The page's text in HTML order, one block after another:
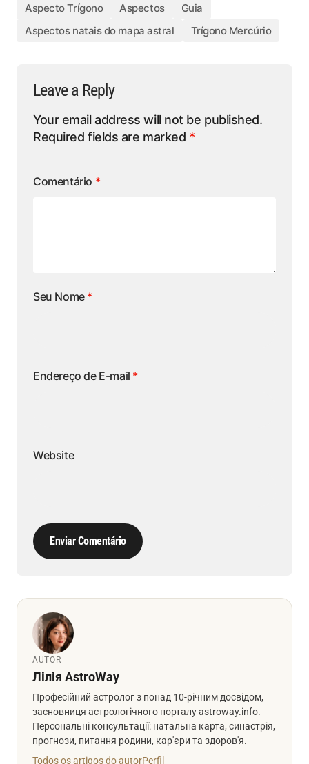
Aspecto Trígono Aspectos
Guia
Aspectos natais do mapa astral
Trígono Mercúrio
Leave a Reply
Your email address will not be published.
Required fields are marked *
Comentário *
Seu Nome *
Endereço de E-mail *
Website
Enviar Comentário
AUTOR
Лілія AstroWay
Професійний астролог з понад 10-річним досвідом,
засновниця астрологічного порталу astroway.info.
Персональні консультації: натальна карта, синастрія,
прогнози, питання родини, кар'єри та здоров'я.
Todos os artigos do autorPerfil